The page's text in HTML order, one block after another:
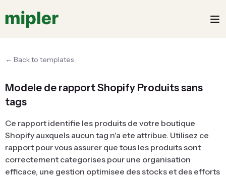
← Back to templates
Modele de rapport Shopify Produits sans
tags
Ce rapport identifie les produits de votre boutique
Shopify auxquels aucun tag n'a ete attribue. Utilisez ce
rapport pour vous assurer que tous les produits sont
correctement categorises pour une organisation
efficace, une gestion optimisee des stocks et des efforts